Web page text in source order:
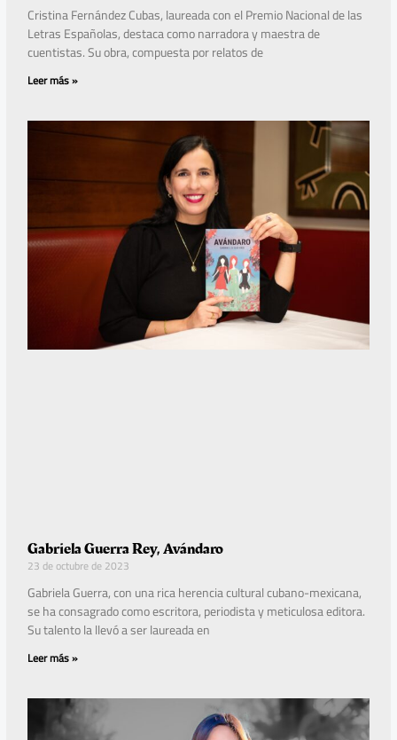
Cristina Fernández Cubas, laureada con el Premio Nacional de las
Letras Españolas, destaca como narradora y maestra de
cuentistas. Su obra, compuesta por relatos de
Leer más »
Gabriela Guerra Rey, Avándaro
23 de octubre de 2023
Gabriela Guerra, con una rica herencia cultural cubano-mexicana,
se ha consagrado como escritora, periodista y meticulosa editora.
Su talento la llevó a ser laureada en
Leer más »